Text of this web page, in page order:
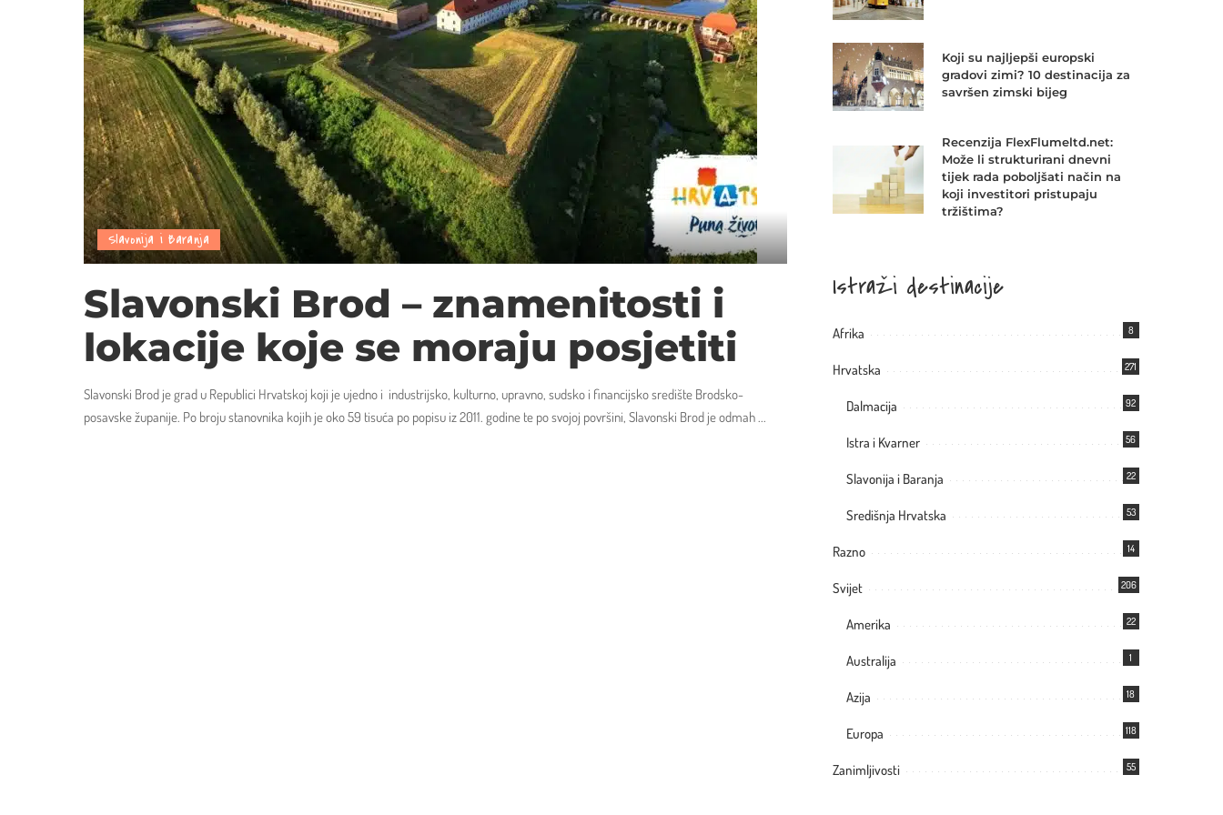
Slavonija i Baranja
Slavonski Brod – znamenitosti i
lokacije koje se moraju posjetiti
Slavonski Brod je grad u Republici Hrvatskoj koji je ujedno i industrijsko, kulturno, upravno, sudsko i financijsko središte Brodsko-
posavske županije. Po broju stanovnika kojih je oko 59 tisuća po popisu iz 2011. godine te po svojoj površini, Slavonski Brod je odmah...
Koji su najljepši europski
gradovi zimi? 10 destinacija za
savršen zimski bijeg
Recenzija FlexFlumeltd.net:
Može li strukturirani dnevni
tijek rada poboljšati način na
koji investitori pristupaju
tržištima?
Istraži destinacije
Afrika 8
Hrvatska 271
Dalmacija 92
Istra i Kvarner 56
Slavonija i Baranja 22
Središnja Hrvatska 53
Razno 14
Svijet 206
Amerika 22
Australija 1
Azija 18
Europa 118
Zanimljivosti 55